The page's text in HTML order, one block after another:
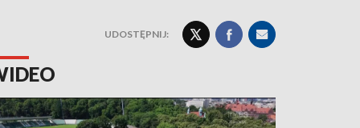
UDOSTĘPNIJ: